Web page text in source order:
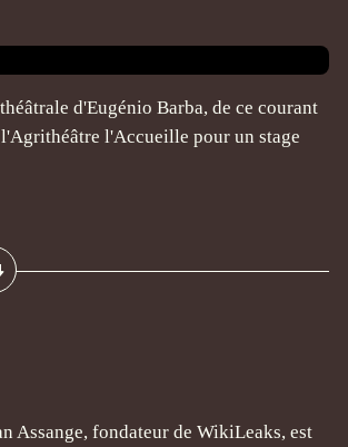
d'Eugénio Barba, de ce courant
l'Accueille pour un stage
Assange, fondateur de WikiLeaks, est